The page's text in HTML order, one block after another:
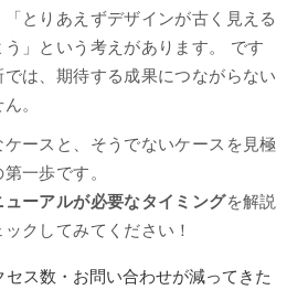
とりあえずデザインが古く見える
」という考えがあります。 です
は、期待する成果につながらない
。
ケースと、そうでないケースを見極
一歩です。
ューアルが必要なタイミングを解説
クしてみてください！
セス数・お問い合わせが減ってきた